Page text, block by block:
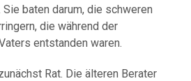
baten darum, die schweren
die während der
entstanden waren.
Rat. Die älteren Berater